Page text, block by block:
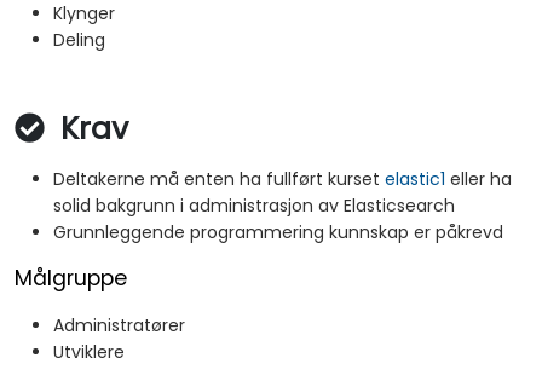
Klynger
Deling
Krav
Deltakerne må enten ha fullført kurset elastic1 eller ha
solid bakgrunn i administrasjon av Elasticsearch
Grunnleggende programmering kunnskap er påkrevd
Målgruppe
Administratører
Utviklere